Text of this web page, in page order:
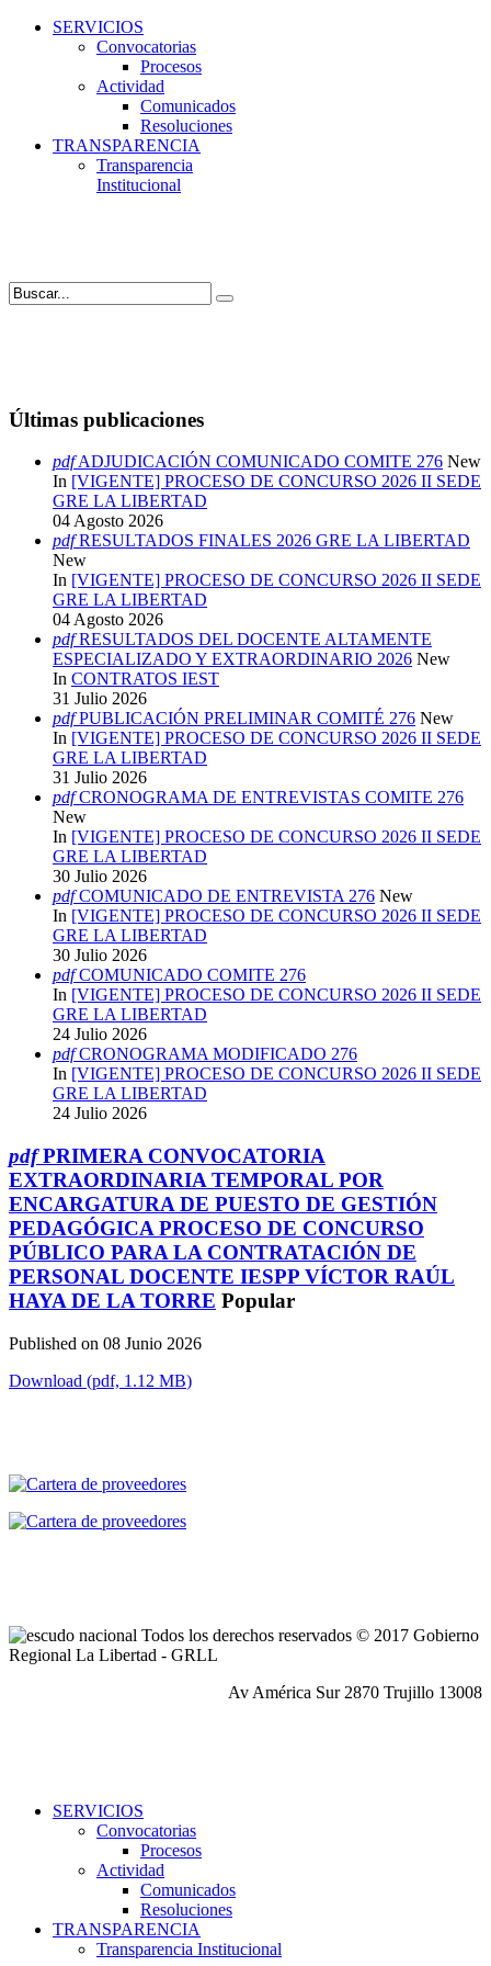
SERVICIOS
Convocatorias
Procesos
Actividad
Comunicados
Resoluciones
TRANSPARENCIA
Transparencia
Institucional
Últimas publicaciones
pdfADJUDICACIÓN COMUNICADO COMITE 276 New
In [VIGENTE] PROCESO DE CONCURSO 2026 II SEDE
GRE LA LIBERTAD
04 Agosto 2026
pdf RESULTADOS FINALES 2026 GRE LA LIBERTAD
New
In [VIGENTE] PROCESO DE CONCURSO 2026 II SEDE
GRE LA LIBERTAD
04 Agosto 2026
pdf RESULTADOS DEL DOCENTE ALTAMENTE
ESPECIALIZADO Y EXTRAORDINARIO 2026 New
In CONTRATOS IEST
31 Julio 2026
pdf PUBLICACIÓN PRELIMINAR COMITÉ 276 New
In [VIGENTE] PROCESO DE CONCURSO 2026 II SEDE
GRE LA LIBERTAD
31 Julio 2026
pdf CRONOGRAMA DE ENTREVISTAS COMITE 276
New
In [VIGENTE] PROCESO DE CONCURSO 2026 II SEDE
GRE LA LIBERTAD
30 Julio 2026
pdf COMUNICADO DE ENTREVISTA 276 New
In [VIGENTE] PROCESO DE CONCURSO 2026 II SEDE
GRE LA LIBERTAD
30 Julio 2026
pdf COMUNICADO COMITE 276
In [VIGENTE] PROCESO DE CONCURSO 2026 II SEDE
GRE LA LIBERTAD
24 Julio 2026
pdf CRONOGRAMA MODIFICADO 276
In [VIGENTE] PROCESO DE CONCURSO 2026 II SEDE
GRE LA LIBERTAD
24 Julio 2026
pdf PRIMERA CONVOCATORIA
EXTRAORDINARIA TEMPORAL POR
ENCARGATURA DE PUESTO DE GESTIÓN
PEDAGÓGICA PROCESO DE CONCURSO
PÚBLICO PARA LA CONTRATACIÓN DE
PERSONAL DOCENTE IESPP VÍCTOR RAÚL
HAYA DE LA TORRE Popular
Published on 08 Junio 2026
Download (pdf, 1.12 MB)
Todos los derechos reservados © 2017 Gobierno
Regional La Libertad - GRLL
Av América Sur 2870 Trujillo 13008
SERVICIOS
Convocatorias
Procesos
Actividad
Comunicados
Resoluciones
TRANSPARENCIA
Transparencia Institucional